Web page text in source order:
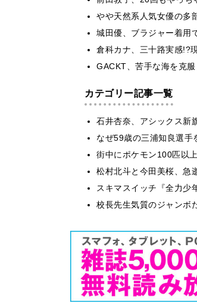
やや天然系人気女優の多
城田優、ブラジャー着用
倉科カナ、三十路実感!?
GACKT、苦手な海を克
カテゴリー記事一覧
石井杏奈、アシックス新
なぜ59歳の三浦知良選
街中にポケモン100匹以
松村北斗と今田美桜、急
スキマスイッチ『全力
校長先生気質のジャンボ